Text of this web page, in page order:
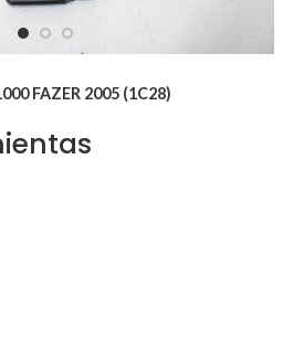
FAZER 2005 (1C28)